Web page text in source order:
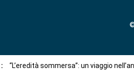
: “L’eredità sommersa”: un viaggio